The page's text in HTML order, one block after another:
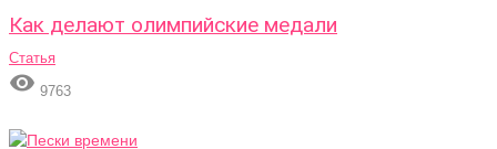
Как делают олимпийские медали
Статья
 9763